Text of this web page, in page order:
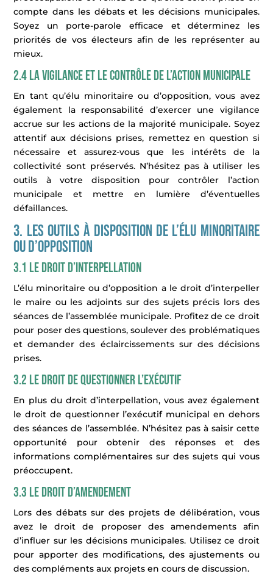
compte dans les débats et les décisions municipales.
Soyez un porte-parole efficace et déterminez les
priorités de vos électeurs afin de les représenter au
mieux.
2.4 La vigilance et le contrôle de l’action municipale
En tant qu’élu minoritaire ou d’opposition, vous avez
également la responsabilité d’exercer une vigilance
accrue sur les actions de la majorité municipale. Soyez
attentif aux décisions prises, remettez en question si
nécessaire et assurez-vous que les intérêts de la
collectivité sont préservés. N’hésitez pas à utiliser les
outils à votre disposition pour contrôler l’action
municipale et mettre en lumière d’éventuelles
défaillances.
3. Les outils à disposition de l’élu minoritaire
ou d’opposition
3.1 Le droit d’interpellation
L’élu minoritaire ou d’opposition a le droit d’interpeller
le maire ou les adjoints sur des sujets précis lors des
séances de l’assemblée municipale. Profitez de ce droit
pour poser des questions, soulever des problématiques
et demander des éclaircissements sur des décisions
prises.
3.2 Le droit de questionner l’exécutif
En plus du droit d’interpellation, vous avez également
le droit de questionner l’exécutif municipal en dehors
des séances de l’assemblée. N’hésitez pas à saisir cette
opportunité pour obtenir des réponses et des
informations complémentaires sur des sujets qui vous
préoccupent.
3.3 Le droit d’amendement
Lors des débats sur des projets de délibération, vous
avez le droit de proposer des amendements afin
d’influer sur les décisions municipales. Utilisez ce droit
pour apporter des modifications, des ajustements ou
des compléments aux projets en cours de discussion.